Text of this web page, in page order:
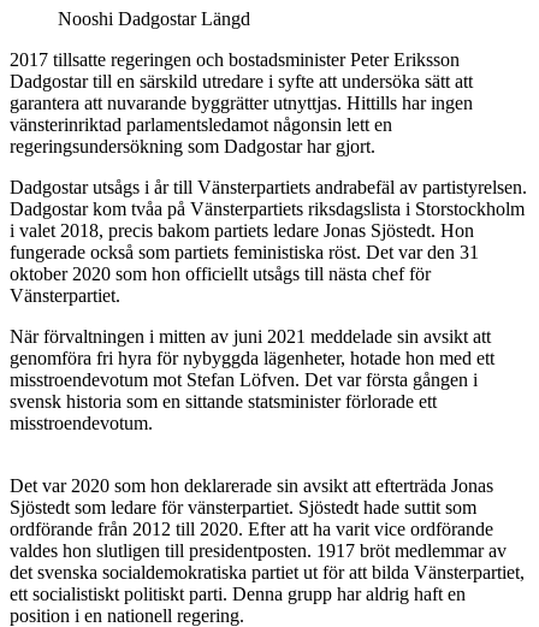
Nooshi Dadgostar Längd
2017 tillsatte regeringen och bostadsminister Peter Eriksson
Dadgostar till en särskild utredare i syfte att undersöka sätt att
garantera att nuvarande byggrätter utnyttjas. Hittills har ingen
vänsterinriktad parlamentsledamot någonsin lett en
regeringsundersökning som Dadgostar har gjort.
Dadgostar utsågs i år till Vänsterpartiets andrabefäl av partistyrelsen.
Dadgostar kom tvåa på Vänsterpartiets riksdagslista i Storstockholm
i valet 2018, precis bakom partiets ledare Jonas Sjöstedt. Hon
fungerade också som partiets feministiska röst. Det var den 31
oktober 2020 som hon officiellt utsågs till nästa chef för
Vänsterpartiet.
När förvaltningen i mitten av juni 2021 meddelade sin avsikt att
genomföra fri hyra för nybyggda lägenheter, hotade hon med ett
misstroendevotum mot Stefan Löfven. Det var första gången i
svensk historia som en sittande statsminister förlorade ett
misstroendevotum.
Det var 2020 som hon deklarerade sin avsikt att efterträda Jonas
Sjöstedt som ledare för vänsterpartiet. Sjöstedt hade suttit som
ordförande från 2012 till 2020. Efter att ha varit vice ordförande
valdes hon slutligen till presidentposten. 1917 bröt medlemmar av
det svenska socialdemokratiska partiet ut för att bilda Vänsterpartiet,
ett socialistiskt politiskt parti. Denna grupp har aldrig haft en
position i en nationell regering.